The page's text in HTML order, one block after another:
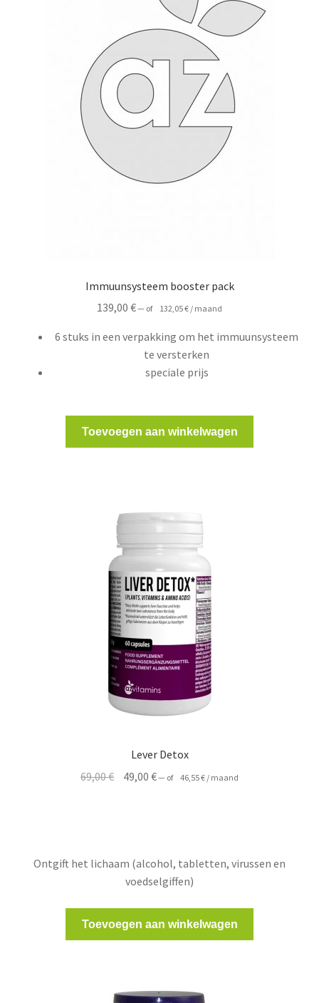
Immuunsysteem booster pack
139,00€— of 132,05€ / maand
6 stuks in een verpakking om het immuunsysteem
te versterken
speciale prijs
Toevoegen aan winkelwagen
Lever Detox
69,00€ Oorspronkelijke
49,00€Huidige
— of 46,55€ / maand
Ontgift het lichaam (alcohol, tabletten, virussen en
voedselgiffen)
Toevoegen aan winkelwagen